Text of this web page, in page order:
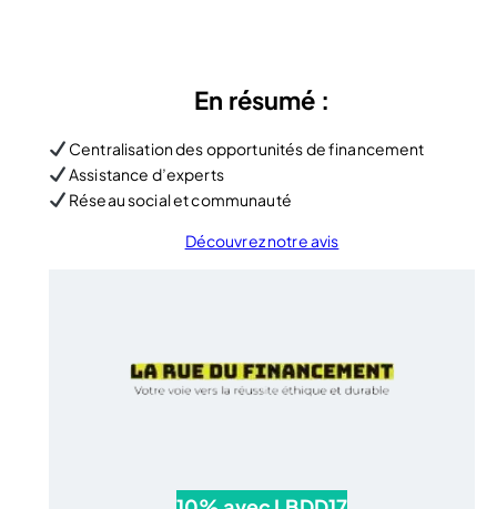
En résumé :
Centralisation des opportunités de financement
Assistance d’experts
Réseau social et communauté
Découvrez notre avis